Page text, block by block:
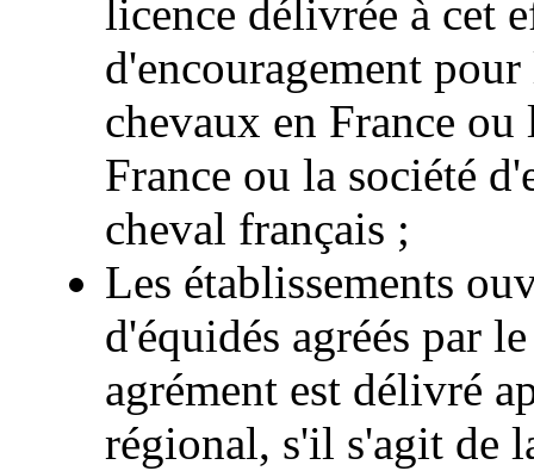
licence délivrée à cet
d'encouragement
chevaux en France ou
France ou la société
cheval français ;
Les établissements
d'équidés agréés par
agrément est délivré
régional, s'il s'agit de